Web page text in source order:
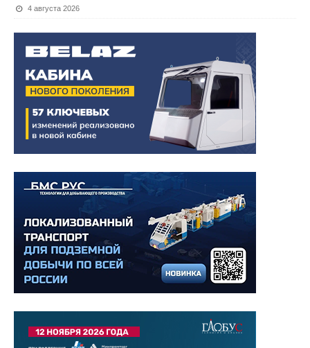
4 августа 2026